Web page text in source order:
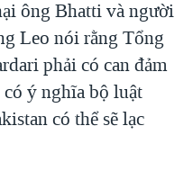
ông Bhatti và người
Leo nói rằng Tổng
phải có can đảm
ý nghĩa bộ luật
có thể sẽ lạc